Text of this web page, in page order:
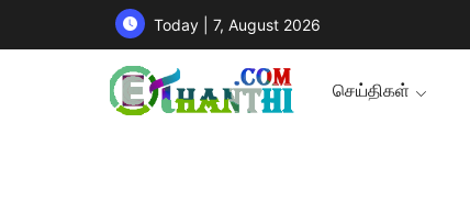
Today | 7, August 2026
செய்திகள்